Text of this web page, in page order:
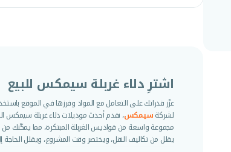
اشترِ دلاء غربلة سيمكس للبيع
عزّز قدراتك على التعامل مع المواد وفرزها في الموقع
لشركة سيمكس، نقدم أحدث موديلات دلاء غربلة سيمكس
مجموعة واسعة من قواديس الغربلة المبتكرة، مما يمكّنك
يقلل من تكاليف النقل، ويختصر وقت المشروع، ويقلل